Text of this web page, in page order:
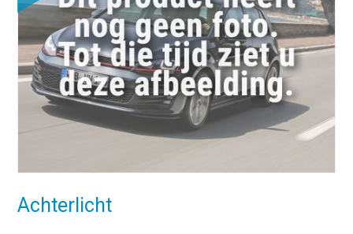
Achterlicht